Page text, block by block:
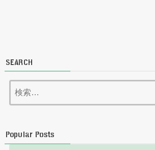
SEARCH
索:
Popular Posts